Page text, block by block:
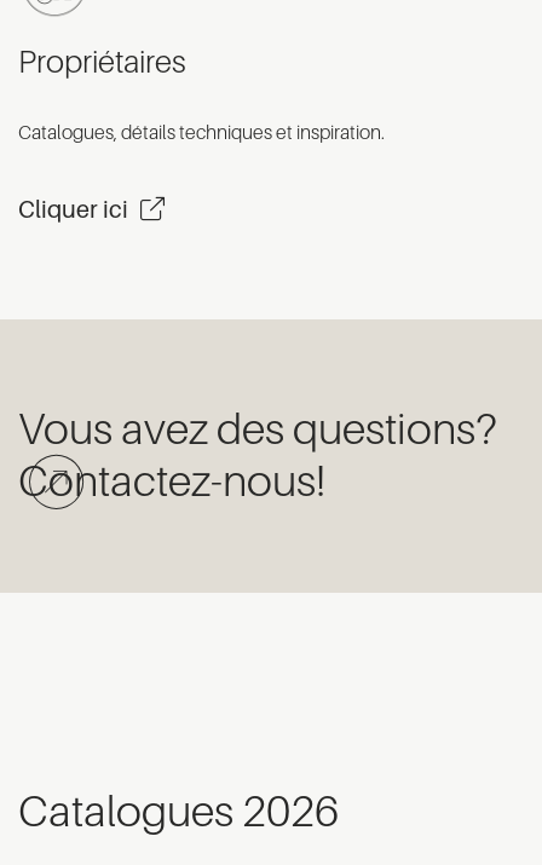
Propriétaires
Catalogues, détails techniques et inspiration.
Cliquer ici
Vous avez des questions?
Contactez-nous!
Catalogues 2026